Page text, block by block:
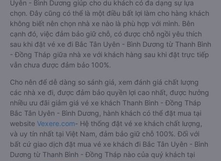
Uyên - Bình Dương giúp cho du khách có đa dạng sự lựa
chọn. Đây cũng có thể là một điều bất lợi làm cho hàng khách
không biết nên chọn nhà xe nào là phù hợp với mình. Bên
cạnh đó, việc đảm bảo giữ chỗ, có được chỗ ngồi yêu thích
sau khi đặt vé xe đi Bắc Tân Uyên - Bình Dương từ Thanh Bình
- Đồng Tháp giữa nhà xe với khách hàng sau khi đặt trực tiếp
vẫn chưa được đảm bảo 100%.
Cho nên để dễ dàng so sánh giá, xem đánh giá chất lượng
các nhà xe đi, được đảm bảo quyền lợi cao nhất, được hưởng
nhiều ưu đãi giảm giá vé xe khách Thanh Bình - Đồng Tháp
Bắc Tân Uyên - Bình Dương, hành khách có thể đặt mua tại
website Vexere.com- Hệ thống đặt vé xe khách chất lượng,
và uy tín nhất tại Việt Nam, đảm bảo giữ chỗ 100%. Đối với
bất cứ giao dịch đặt mua vé xe khách đi Bắc Tân Uyên - Bình
Dương từ Thanh Bình - Đồng Tháp nào của quý khách tại